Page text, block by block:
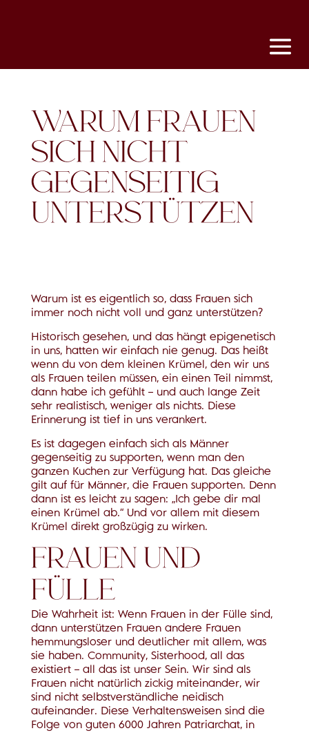
WARUM FRAUEN
SICH NICHT
GEGENSEITIG
UNTERSTÜTZEN
Warum ist es eigentlich so, dass Frauen sich
immer noch nicht voll und ganz unterstützen?
Historisch gesehen, und das hängt epigenetisch
in uns, hatten wir einfach nie genug. Das heißt
wenn du von dem kleinen Krümel, den wir uns
als Frauen teilen müssen, ein einen Teil nimmst,
dann habe ich gefühlt – und auch lange Zeit
sehr realistisch, weniger als nichts. Diese
Erinnerung ist tief in uns verankert.
Es ist dagegen einfach sich als Männer
gegenseitig zu supporten, wenn man den
ganzen Kuchen zur Verfügung hat. Das gleiche
gilt auf für Männer, die Frauen supporten. Denn
dann ist es leicht zu sagen: „Ich gebe dir mal
einen Krümel ab.“ Und vor allem mit diesem
Krümel direkt großzügig zu wirken.
FRAUEN UND
FÜLLE
Die Wahrheit ist: Wenn Frauen in der Fülle sind,
dann unterstützen Frauen andere Frauen
hemmungsloser und deutlicher mit allem, was
sie haben. Community, Sisterhood, all das
existiert – all das ist unser Sein. Wir sind als
Frauen nicht natürlich zickig miteinander, wir
sind nicht selbstverständliche neidisch
aufeinander. Diese Verhaltensweisen sind die
Folge von guten 6000 Jahren Patriarchat, in